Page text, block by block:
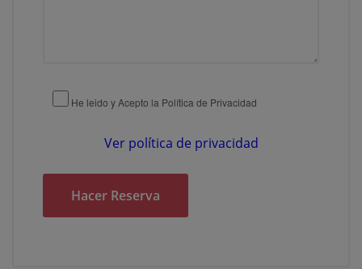
He leido y Acepto la Política de Privacidad
Ver política de privacidad